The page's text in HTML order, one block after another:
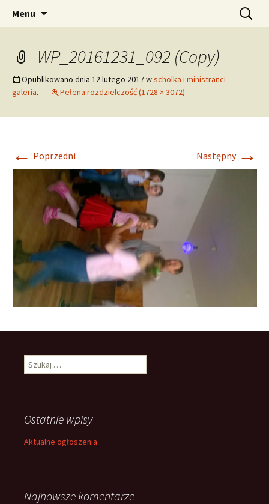
Tomaszowice – Parafia
Rzymskokatolicka
pw. Św. Apostołów Piotra i Pawła
Menu Szukaj:
WP_20161231_092 (Copy)
Opublikowano dnia 12 lutego 2017wscholka i ministranci-
galeria. Pełena rozdzielczość (1728 × 3072)
← Poprzedni Następny →
Szukaj:
Ostatnie wpisy
Aktualne ogłoszenia
Najnowsze komentarze